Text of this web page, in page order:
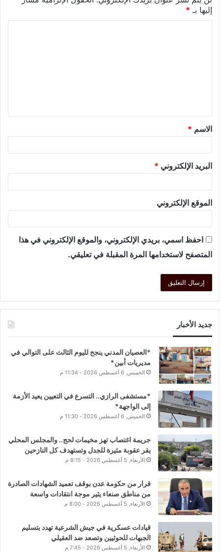
إليها بـ *
الاسم *
البريد الإلكتروني *
الموقع الإلكتروني
احفظ اسمي، بريدي الإلكتروني، والموقع الإلكتروني في هذا
المتصفح لاستخدامها المرة المقبلة في تعليقي.
جديد الأخبار
*العصيان المدني ينجح لليوم الثالث على التوالي في
مديريات أبين*
الخميس, 6 أغسطس 2026 - 11:34 م
*مستشفى الرازي.. التسرع في التعيين يعيد الأزمة
إلى الواجهة*
الخميس, 6 أغسطس 2026 - 11:30 م
جريمة اغتصاب تهز مخيمات لحج.. والمجلس المحلي
يقر عقوبة مثيرة للجدل وتستهدف كل النازحين
الأربعاء, 5 أغسطس 2026 - 8:15 م
قرار من حكومة عدن بوقف تعميد الشهادات الصادرة
من مناطق صنعاء يثير موجة انتقادات واسعة
الأربعاء, 5 أغسطس 2026 - 8:00 م
قيادات عسكرية في جيش الشرعية تهدد بتسليم
الجبهات للحوثيين وتصعد ضد العقيلي
الأربعاء, 5 أغسطس 2026 - 7:45 م